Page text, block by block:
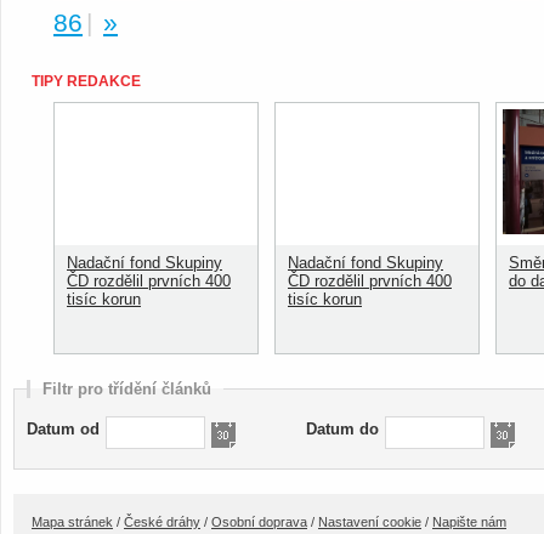
86 | »
TIPY REDAKCE
Nadační fond Skupiny
ČD rozdělil prvních 400
tisíc korun
Nadační fond Skupiny
ČD rozdělil prvních 400
tisíc korun
do
Filtr pro třídění článků
Datum od Datum do
Mapa stránek / České dráhy / Osobní doprava / Nastavení cookie / Napište nám